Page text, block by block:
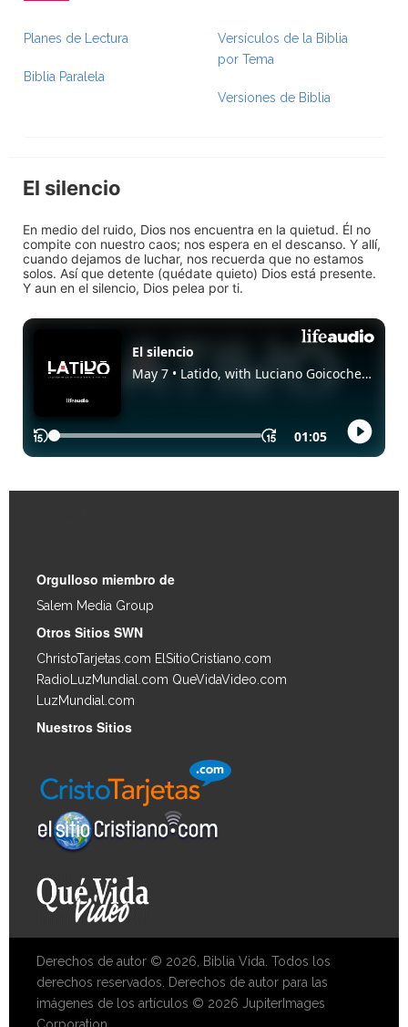
Planes de Lectura
Biblia Paralela
Versículos de la Biblia
por Tema
Versiones de Biblia
El silencio
En medio del ruido, Dios nos encuentra en la quietud. Él no
compite con nuestro caos; nos espera en el descanso. Y allí,
cuando dejamos de luchar, nos recuerda que no estamos
solos. Así que detente (quédate quieto) Dios está presente.
Y aun en el silencio, Dios pelea por ti.
Orgulloso miembro de
Salem Media Group
Otros Sitios SWN
ChristoTarjetas.com ElSitioCristiano.com
RadioLuzMundial.com QueVidaVideo.com
LuzMundial.com
Nuestros Sitios
Derechos de autor © 2026, Biblia Vida. Todos los
derechos reservados. Derechos de autor para las
imágenes de los artículos © 2026 JupiterImages
Corporation.